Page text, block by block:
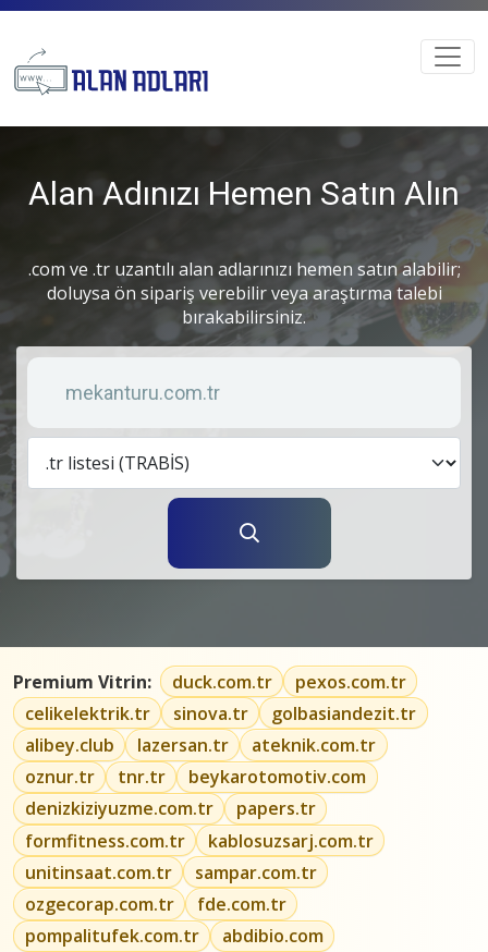
Alan Adınızı Hemen Satın Alın
.com ve .tr uzantılı alan adlarınızı hemen satın alabilir;
doluysa ön sipariş verebilir veya araştırma talebi
bırakabilirsiniz.
Anahtar kelime
Premium Vitrin: duck.com.tr
pexos.com.tr
celikelektrik.tr
sinova.tr
golbasiandezit.tr
alibey.club
lazersan.tr
ateknik.com.tr
oznur.tr
tnr.tr
beykarotomotiv.com
denizkiziyuzme.com.tr
papers.tr
formfitness.com.tr
kablosuzsarj.com.tr
unitinsaat.com.tr
sampar.com.tr
ozgecorap.com.tr
fde.com.tr
pompalitufek.com.tr
abdibio.com